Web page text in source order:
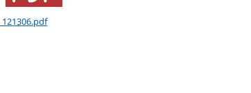
121306.pdf